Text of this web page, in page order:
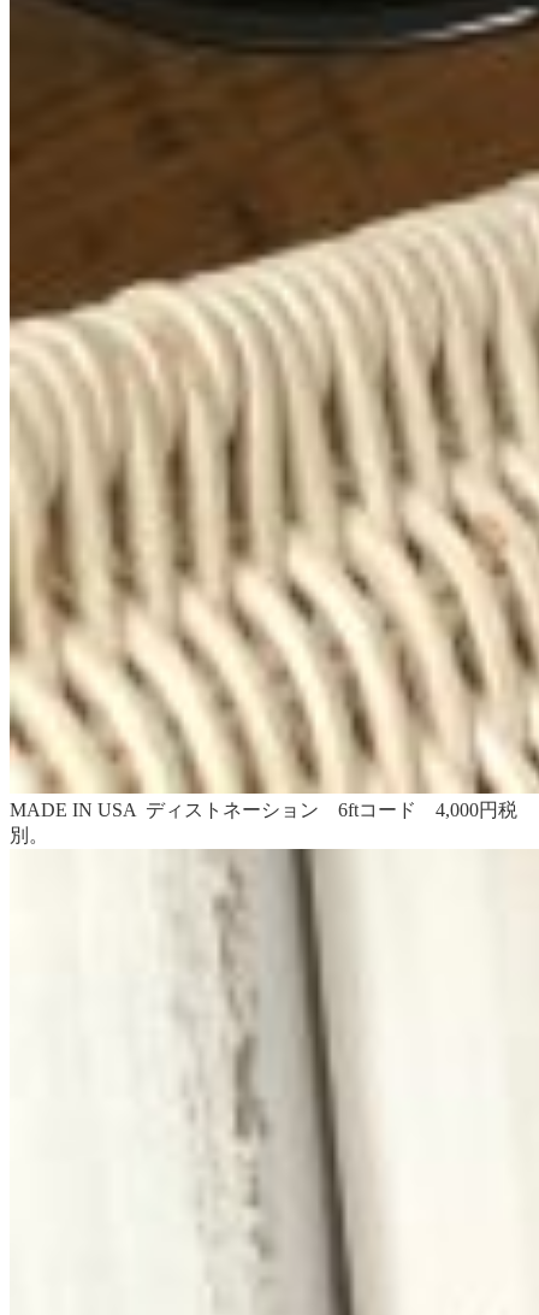
MADE IN USA ディストネーション 6ftコード 4,000円税
別。